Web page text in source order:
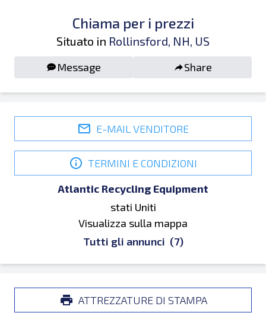
Chiama per i prezzi
Situato in Rollinsford, NH, US
Message Share
E-MAIL VENDITORE
TERMINI E CONDIZIONI
Atlantic Recycling Equipment
stati Uniti
Visualizza sulla mappa
Tutti gli annunci (7)
ATTREZZATURE DI STAMPA